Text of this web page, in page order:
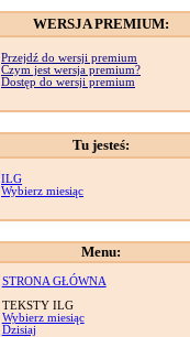
WERSJA PREMIUM:
Przejdź do wersji premium
Czym jest wersja premium?
Dostęp do wersji premium
Tu jesteś:
ILG
Wybierz miesiąc
Menu:
STRONA GŁÓWNA
TEKSTY ILG
Wybierz miesiąc
Dzisiaj